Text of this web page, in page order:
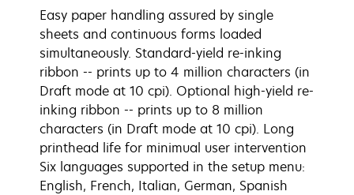
Easy paper handling assured by single
sheets and continuous forms loaded
simultaneously. Standard-yield re-inking
ribbon -- prints up to 4 million characters (in
Draft mode at 10 cpi). Optional high-yield re-
inking ribbon -- prints up to 8 million
characters (in Draft mode at 10 cpi). Long
printhead life for minimual user intervention
Six languages supported in the setup menu:
English, French, Italian, German, Spanish